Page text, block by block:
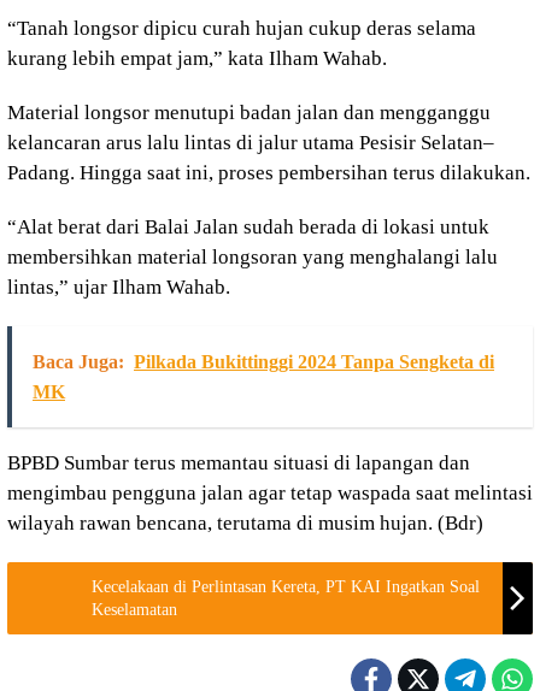
“Tanah longsor dipicu curah hujan cukup deras selama
kurang lebih empat jam,” kata Ilham Wahab.
Material longsor menutupi badan jalan dan mengganggu
kelancaran arus lalu lintas di jalur utama Pesisir Selatan–
Padang. Hingga saat ini, proses pembersihan terus dilakukan.
“Alat berat dari Balai Jalan sudah berada di lokasi untuk
membersihkan material longsoran yang menghalangi lalu
lintas,” ujar Ilham Wahab.
Baca Juga: Pilkada Bukittinggi 2024 Tanpa Sengketa di
MK
BPBD Sumbar terus memantau situasi di lapangan dan
mengimbau pengguna jalan agar tetap waspada saat melintasi
wilayah rawan bencana, terutama di musim hujan. (Bdr)
Kecelakaan di Perlintasan Kereta, PT KAI Ingatkan Soal
Keselamatan